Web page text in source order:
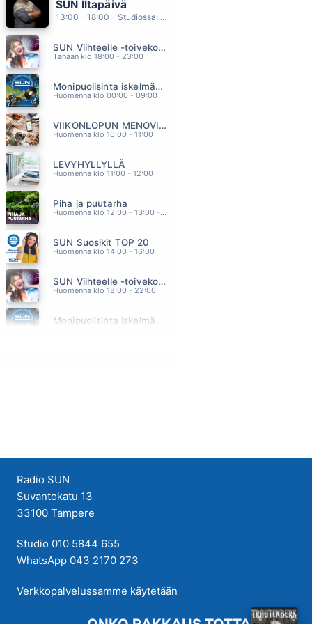
KUUMA KESÄ
RAKKAUDEN ARVOINEN
VAHVOJA SYDÄMII
JOS MIKÄÄN EI RIITÄ
SUN Iltapäivä
13:00 - 18:00 - Studiossa: Kaisu Lämsä
SUN Viihteelle -toivekonsertti
Tänään klo 18:00 - 23:00
Monipuolisinta iskelmää ja parasta poppia
Huomenna klo 00:00 - 09:00
VIIKONLOPUN MENOVINKIT
Huomenna klo 10:00 - 11:00
LEVYHYLLYLLÄ
Huomenna klo 11:00 - 12:00
Piha ja puutarha
Huomenna klo 12:00 - 13:00 - Studiossa: Pinsiön Taimisto
SUN Suosikit TOP 20
Huomenna klo 14:00 - 16:00
SUN Viihteelle -toivekonsertti
Huomenna klo 18:00 - 22:00
Radio SUN
Suvantokatu 13
33100 Tampere
Studio 010 5844 655
WhatsApp 043 2170 273
Verkkopalvelussamme käytetään